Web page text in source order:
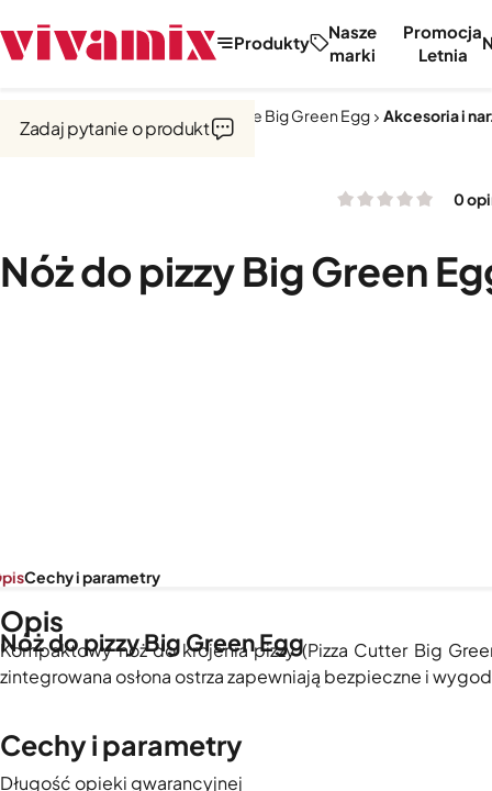
Produkty
Nasze
marki
Promocja
Letnia
Kuchnie zewnętrzne Big Green Egg Akcesoria i
0
Nóż do pizzy Big Green
Zadaj pytanie o produkt
Nóż do pizzy Big Green Egg
Cechy i parametry
Opis
Kompaktowy nóż do krojenia pizzy (Pizza Cutter Big
zintegrowana osłona ostrza zapewniają bezpieczne i
Cechy i parametry
Długość opieki gwarancyjnej